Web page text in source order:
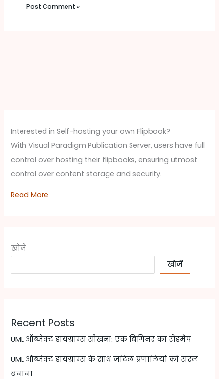
Interested in Self-hosting your own Flipbook?
With Visual Paradigm Publication Server, users have full
control over hosting their flipbooks, ensuring utmost
control over content storage and security.
Read More
खोजें
खोजें
Recent Posts
UML ऑब्जेक्ट डायग्राम्स सीखना: एक बिगिनर का रोडमैप
UML ऑब्जेक्ट डायग्राम्स के साथ जटिल प्रणालियों को सरल
बनाना